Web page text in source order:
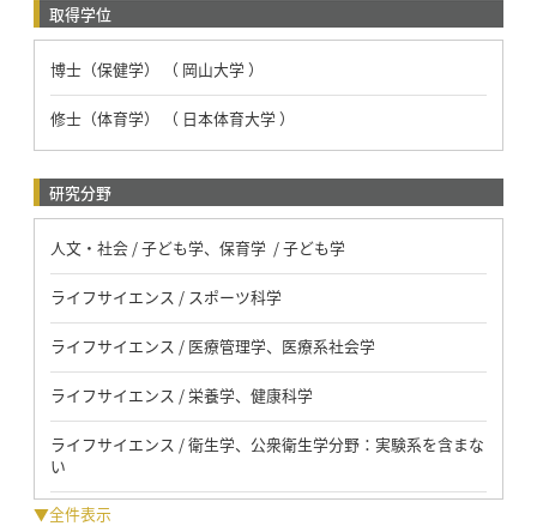
取得学位
博士（保健学） （ 岡山大学 ）
修士（体育学） （ 日本体育大学 ）
研究分野
人文・社会 / 子ども学、保育学 / 子ども学
ライフサイエンス / スポーツ科学
ライフサイエンス / 医療管理学、医療系社会学
ライフサイエンス / 栄養学、健康科学
ライフサイエンス / 衛生学、公衆衛生学分野：実験系を含まな
い
▼全件表示